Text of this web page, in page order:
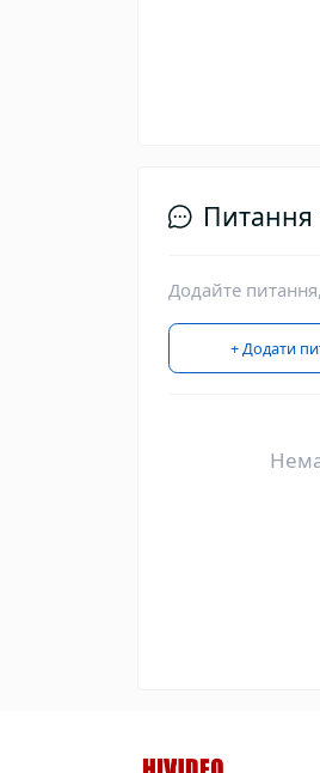
Питання
Додайте
+ Додати